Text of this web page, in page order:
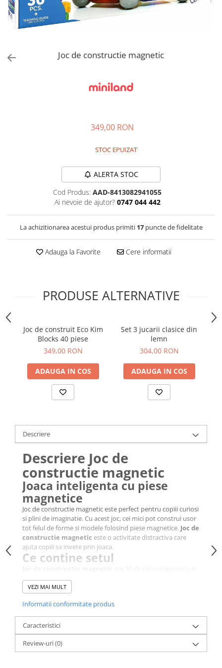
Decoratiuni
Jucarii educative
Figurine jucarii mici
Jucarii interactive
Joc de constructie magnetic
349,00 RON
STOC EPUIZAT
ALERTA STOC
Cod Produs: AAD-8413082941055
Ai nevoie de ajutor? 0747 044 442
La achizitionarea acestui produs primiti 17puncte de fidelitate
Adauga la Favorite Cere informatii
PRODUSE ALTERNATIVE
Joc de construit Eco Kim
Blocks 40 piese
349,00 RON
ADAUGA IN COS
Set 3 jucarii clasice din
lemn
304,00 RON
ADAUGA IN COS
Descriere
Descriere Joc de
constructie magnetic
Joaca inteligenta cu piese
magnetice
Joc de constructie magnetic este perfect pentru copiii curiosi
si plini de imaginatie. Cu acest joc, cei mici pot construi usor
tot felul de forme si modele folosind piese magnetice. Joc de
constructie magnetic este o activitate distractiva care
ajuta copiii sa invete prin joaca.
Ce contine setul
culori si forme diferite. Piesele sunt mari si usor de tinut in
mana, ideale pentru copiii intre 3 si 6 ani. Acestea pot fi
creativitate.
Invatare si descoperire prin joc
CuJoc de constructie magnetic
gandeasca logic, sa fie atenti si sa isi foloseasca mainile cu
indemanare. In acelasi timp, descopera cum functioneaza
VEZI MAI MULT
Informatii conformitate produs
Caracteristici
Review-uri(0)